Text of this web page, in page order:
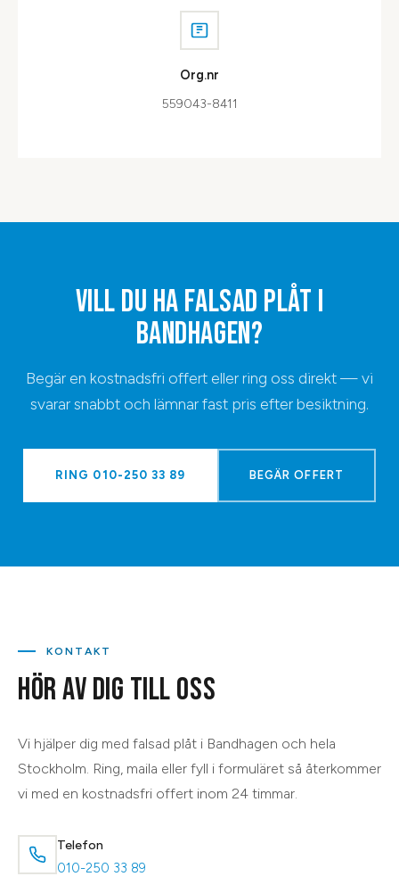
Org.nr
559043-8411
VILL DU HAFALSAD PLÅT I
BANDHAGEN?
Begär en kostnadsfri offert eller ring oss direkt — vi
svarar snabbt och lämnar fast pris efter besiktning.
RING 010-250 33 89 BEGÄR OFFERT
KONTAKT
HÖR AV DIG TILL OSS
Vi hjälper dig med falsad plåt i Bandhagen och hela
Stockholm. Ring, maila eller fyll i formuläret så återkommer
vi med en kostnadsfri offert inom 24 timmar.
Telefon
010-250 33 89